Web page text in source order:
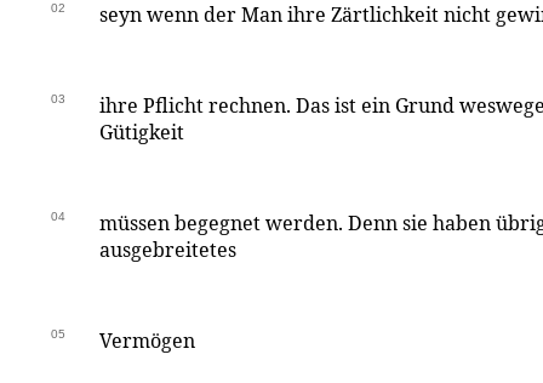
02 seyn wenn der Man ihre Zärtlichkeit nicht
03
ihre Pflicht rechnen. Das ist ein Grund
Gütigkeit
04
müssen begegnet werden. Denn sie haben
ausgebreitetes
05 Vermögen